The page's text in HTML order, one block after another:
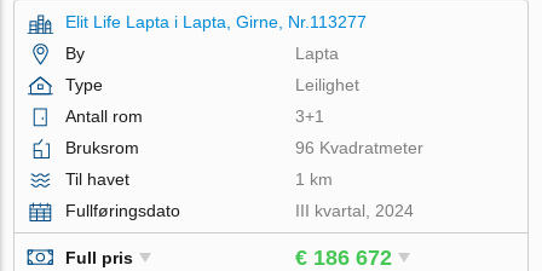
Elit Life Lapta i Lapta, Girne, Nr.113277
By
Lapta
Type
Leilighet
Antall rom
3+1
Bruksrom
96 Kvadratmeter
Til havet
1 km
Fullføringsdato
III kvartal, 2024
Full pris € 186 672